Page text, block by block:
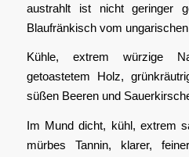
austrahlt ist nicht geringer
Blaufränkisch vom
Kühle, extrem würzige
getoastetem Holz,
süßen Beeren und
Im Mund dicht, kühl, extrem
mürbes Tannin, klarer,